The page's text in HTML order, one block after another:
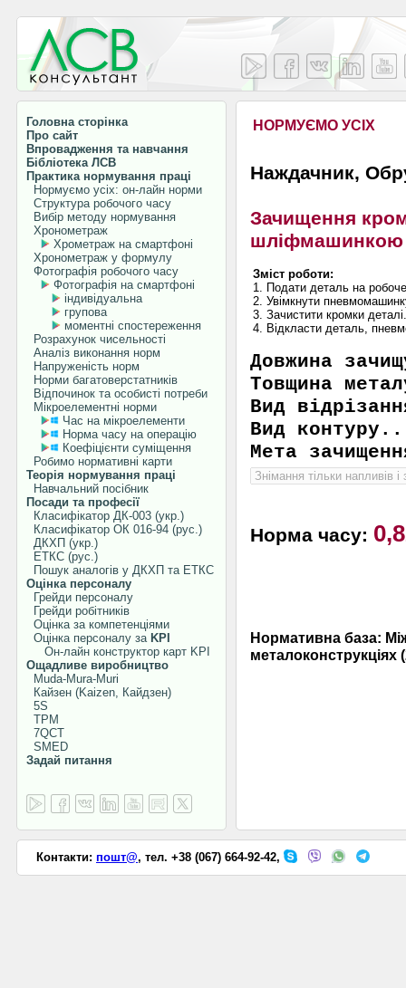
Головна сторінка
Про сайт
Впровадження та навчання
Бібліотека ЛСВ
Практика нормування праці
Нормуємо усіх: он-лайн норми
Структура робочого часу
Вибір методу нормування
Хронометраж
Хрометраж на смартфоні
Хронометраж у формулу
Фотографія робочого часу
Фотографія на смартфоні
індивідуальна
групова
моментні спостереження
Розрахунок чисельності
Аналіз виконання норм
Напруженість норм
Норми багатоверстатників
Відпочинок та особисті потреби
Мікроелементні норми
Час на мікроелементи
Норма часу на операцію
Коефіцієнти суміщення
Робимо нормативні карти
Теорія нормування праці
Навчальний посібник
Посади та професії
Класифікатор ДК-003 (укр.)
Класифікатор ОК 016-94 (рус.)
ДКХП (укр.)
ЕТКС (рус.)
Пошук аналогів у ДКХП та ЕТКС
Оцінка персоналу
Грейди персоналу
Грейди робітників
Оцінка за компетенціями
Оцінка персоналу за KPI
Он-лайн конструктор карт KPI
Ощадливе виробництво
Muda-Mura-Muri
Кайзен (Kaizen, Кайдзен)
5S
TPM
7QCT
SMED
Задай питання
НОРМУЄМО УСІХ
Наждачник,
Зачищення
Зміст роботи:
1. Подати деталь на
2. Увімкнути
3. Зачистити кромки деталі.
4. Відкласти деталь,
Довжина
Товщина
Вид
Вид контуру
Мета
Норма часу:
Нормативна база:
металоконструкціях
Контакти: пошт@, тел. +38 (067) 664-92-42,